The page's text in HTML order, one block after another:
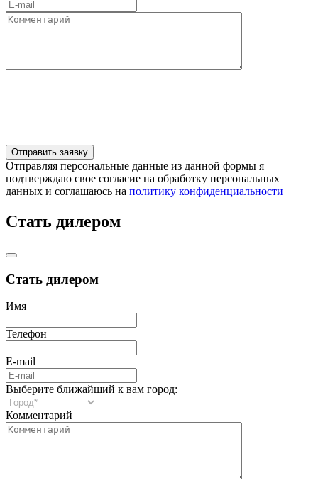
Отправляя персональные данные из данной формы я
подтверждаю свое согласие на обработку персональных
данных и соглашаюсь на политику конфиденциальности
Стать дилером
Стать дилером
Имя
Телефон
E-mail
Выберите ближайший к вам город:
Комментарий